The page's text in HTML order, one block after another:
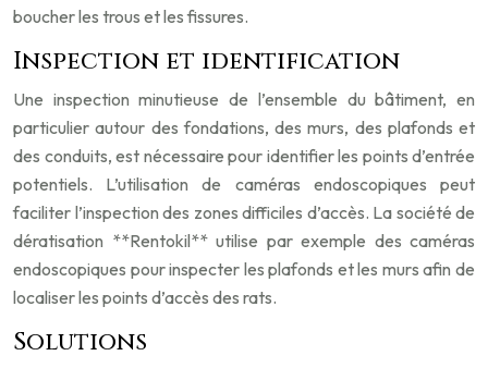
boucher les trous et les fissures.
Inspection et identification
Une inspection minutieuse de l’ensemble du bâtiment, en
particulier autour des fondations, des murs, des plafonds et
des conduits, est nécessaire pour identifier les points d’entrée
potentiels. L’utilisation de caméras endoscopiques peut
faciliter l’inspection des zones difficiles d’accès. La société de
dératisation **Rentokil** utilise par exemple des caméras
endoscopiques pour inspecter les plafonds et les murs afin de
localiser les points d’accès des rats.
Solutions